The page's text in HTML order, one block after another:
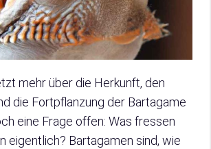
mehr über die Herkunft, den
die Fortpflanzung der Bartagame
eine Frage offen: Was fressen
eigentlich? Bartagamen sind, wie